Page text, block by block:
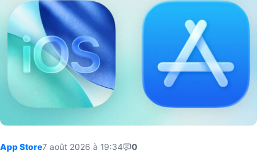
App Store7 août 2026 à 19:34 0